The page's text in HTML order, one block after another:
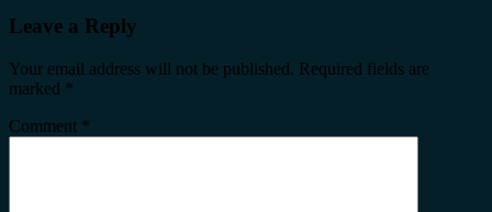
Leave a Reply
Your email address will not be published. Required fields are
marked *
Comment *